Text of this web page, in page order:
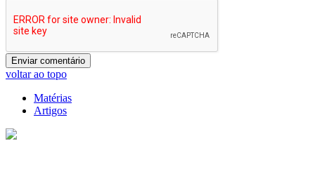
voltar ao topo
Matérias
Artigos